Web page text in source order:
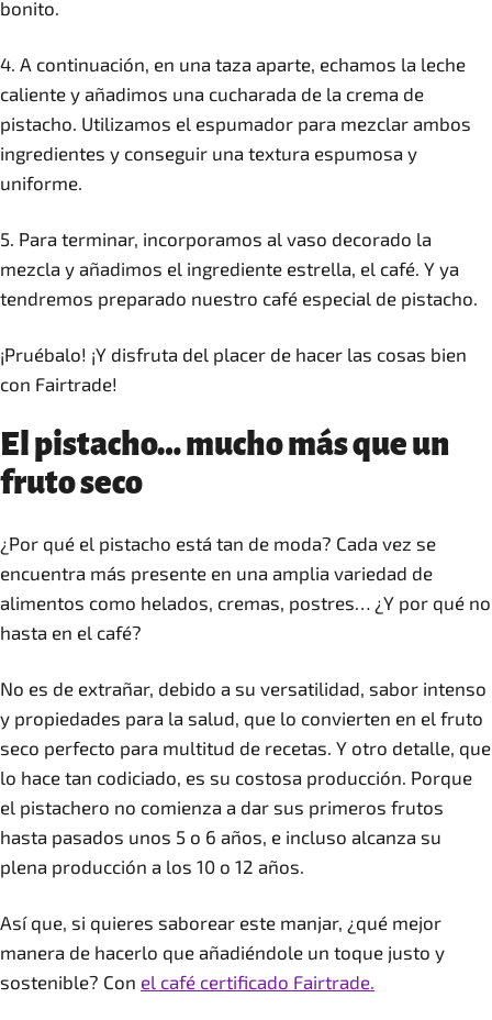
bonito.
4. A continuación, en una taza aparte, echamos la leche
caliente y añadimos una cucharada de la crema de
pistacho. Utilizamos el espumador para mezclar ambos
ingredientes y conseguir una textura espumosa y
uniforme.
5. Para terminar, incorporamos al vaso decorado la
mezcla y añadimos el ingrediente estrella, el café. Y ya
tendremos preparado nuestro café especial de pistacho.
¡Pruébalo! ¡Y disfruta del placer de hacer las cosas bien
con Fairtrade!
El pistacho… mucho más que un
fruto seco
¿Por qué el pistacho está tan de moda? Cada vez se
encuentra más presente en una amplia variedad de
alimentos como helados, cremas, postres… ¿Y por qué no
hasta en el café?
No es de extrañar, debido a su versatilidad, sabor intenso
y propiedades para la salud, que lo convierten en el fruto
seco perfecto para multitud de recetas. Y otro detalle, que
lo hace tan codiciado, es su costosa producción. Porque
el pistachero no comienza a dar sus primeros frutos
hasta pasados unos 5 o 6 años, e incluso alcanza su
plena producción a los 10 o 12 años.
Así que, si quieres saborear este manjar, ¿qué mejor
manera de hacerlo que añadiéndole un toque justo y
sostenible? Con el café certificado Fairtrade.